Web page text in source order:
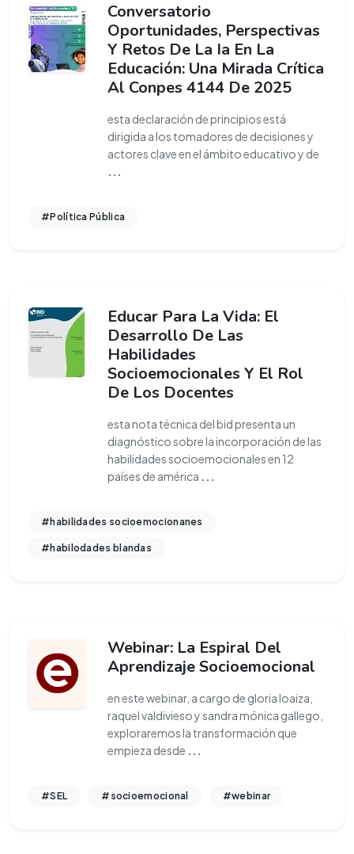
Conversatorio
Oportunidades, Perspectivas
Y Retos De La Ia En La
Educación: Una Mirada Crítica
Al Conpes 4144 De 2025
esta declaración de principios está
dirigida a los tomadores de decisiones y
actores clave en el ámbito educativo y de
...
#Política Pública
Educar Para La Vida: El
Desarrollo De Las
Habilidades
Socioemocionales Y El Rol
De Los Docentes
esta nota técnica del bid presenta un
diagnóstico sobre la incorporación de las
habilidades socioemocionales en 12
países de américa ...
#habilidades socioemocionanes
#habilodades blandas
Webinar: La Espiral Del
Aprendizaje Socioemocional
en este webinar, a cargo de gloria loaiza,
raquel valdivieso y sandra mónica gallego,
exploraremos la transformación que
empieza desde ...
#SEL #socioemocional #webinar